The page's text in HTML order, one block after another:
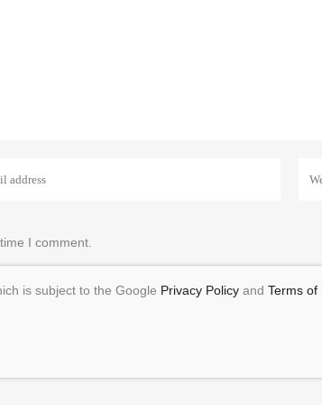
I comment.
is subject to the Google Privacy Policy and Terms of